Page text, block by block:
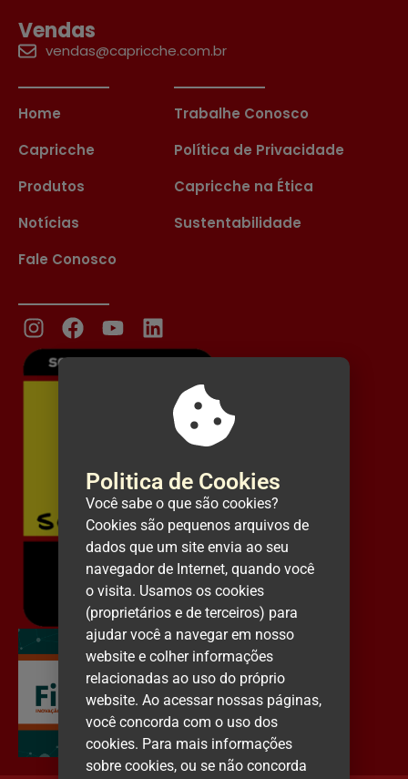
Vendas
vendas@capricche.com.br
Home
Capricche
Produtos
Notícias
Fale Conosco
Trabalhe Conosco
Política de Privacidade
Capricche na Ética
Sustentabilidade
Politica de Cookies
Você sabe o que são cookies?
Cookies são pequenos arquivos de
dados que um site envia ao seu
navegador de Internet, quando você
o visita. Usamos os cookies
(proprietários e de terceiros) para
ajudar você a navegar em nosso
website e colher informações
relacionadas ao uso do próprio
website. Ao acessar nossas páginas,
você concorda com o uso dos
cookies. Para mais informações
sobre cookies, ou se não concorda